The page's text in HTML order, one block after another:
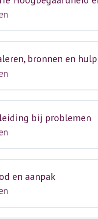
bronnen en
bij problemen
en aanpak